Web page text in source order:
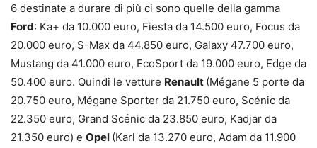
6 destinate a durare di più ci sono quelle della gamma
Ford: Ka+ da 10.000 euro, Fiesta da 14.500 euro, Focus da
20.000 euro, S-Max da 44.850 euro, Galaxy 47.700 euro,
Mustang da 41.000 euro, EcoSport da 19.000 euro, Edge da
50.400 euro. Quindi le vetture Renault (Mégane 5 porte da
20.750 euro, Mégane Sporter da 21.750 euro, Scénic da
22.350 euro, Grand Scénic da 23.850 euro, Kadjar da
21.350 euro) e Opel (Karl da 13.270 euro, Adam da 11.900